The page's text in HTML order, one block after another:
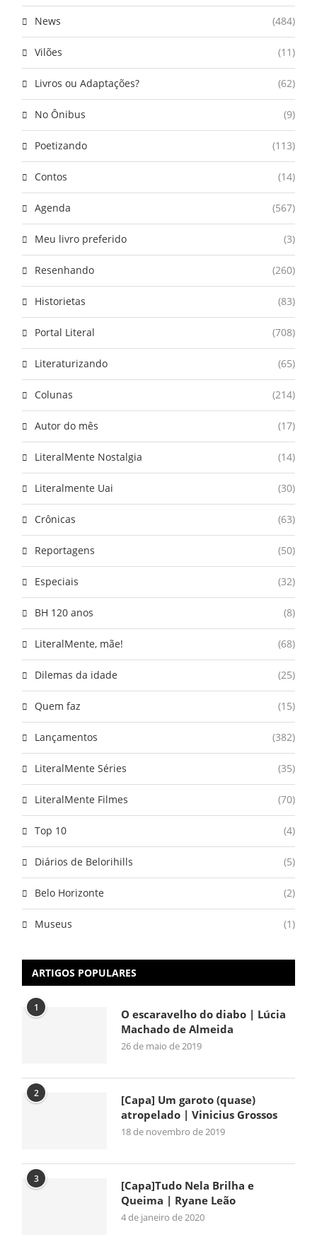
News (484)
Vilões (11)
Livros ou Adaptações? (62)
No Ônibus (9)
Poetizando (113)
Contos (14)
Agenda (567)
Meu livro preferido (3)
Resenhando (260)
Historietas (83)
Portal Literal (708)
Literaturizando (65)
Colunas (214)
Autor do mês (17)
LiteralMente Nostalgia (14)
Literalmente Uai (30)
Crônicas (63)
Reportagens (50)
Especiais (32)
BH 120 anos (8)
LiteralMente, mãe! (68)
Dilemas da idade (25)
Quem faz (15)
Lançamentos (382)
LiteralMente Séries (35)
LiteralMente Filmes (70)
Top 10 (4)
Diários de Belorihills (5)
Belo Horizonte (2)
Museus (1)
ARTIGOS POPULARES
1
O escaravelho do diabo | Lúcia
Machado de Almeida
26 de maio de 2019
2
[Capa] Um garoto (quase)
atropelado | Vinicius Grossos
18 de novembro de 2019
3
[Capa]Tudo Nela Brilha e
Queima | Ryane Leão
4 de janeiro de 2020